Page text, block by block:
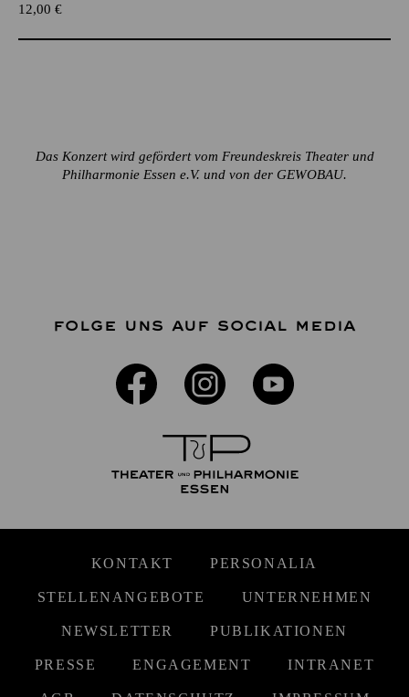
12,00 €
Das Konzert wird gefördert vom Freundeskreis Theater und
Philharmonie Essen e.V. und von der GEWOBAU.
FOLGE UNS AUF SOCIAL MEDIA
KONTAKT PERSONALIA
STELLENANGEBOTE UNTERNEHMEN
NEWSLETTER PUBLIKATIONEN
PRESSE ENGAGEMENT INTRANET